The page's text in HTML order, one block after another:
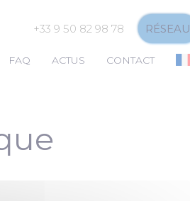
+33 9 50 82 98 78 RÉSEAU
FAQ ACTUS CONTACT